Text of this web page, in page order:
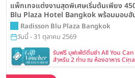
แพ็กเกจแต่งงานสุดพิเศษเริ่มต้นเพียง
Blu Plaza Hotel Bangkok พร้อมมอบฮั
Radisson Blu Plaza Bangkok
วันนี้ - 31 ตุลาคม 2569
รับฟรี บุฟเฟ่ต์ติ่มซำ All You
สำหรับ 2 ท่าน ณ ห้องอาหาร
แต่งงาน